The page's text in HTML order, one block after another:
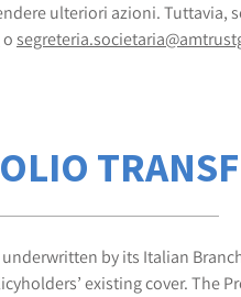
ulteriori azioni. Tuttavia,
o
by its Italian
existing cover. The